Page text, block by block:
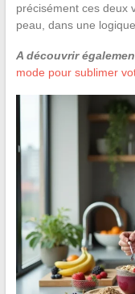
précisément ces deux
peau, dans une
A découvrir
mode pour sublimer